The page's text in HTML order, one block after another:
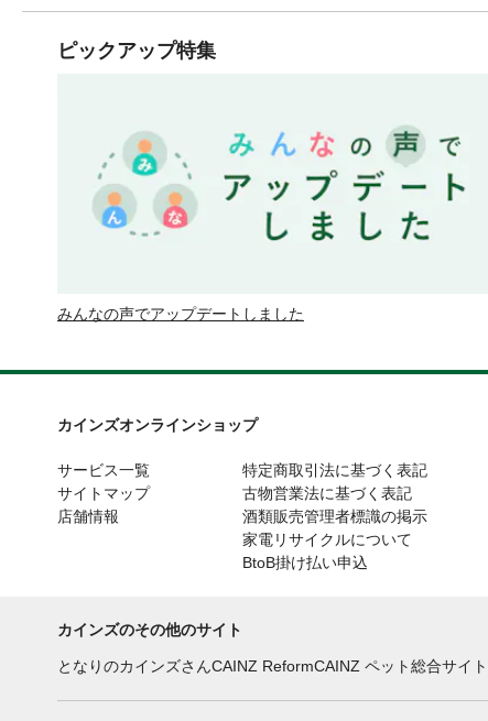
ピックアップ特集
みんなの声でアップデートしました
カインズオンラインショップ
サービス一覧
サイトマップ
店舗情報
特定商取引法に基づく表記
古物営業法に基づく表記
酒類販売管理者標識の掲示
家電リサイクルについて
BtoB掛け払い申込
カインズのその他のサイト
となりのカインズさんCAINZ ReformCAINZ ペット総合サイト